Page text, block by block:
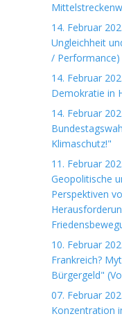
14. Februar
Ungleichheit
/ Performance)
14. Februar
Demokratie in
14. Februar
Klimaschutz!"
11. Februar
Geopolitische
Perspektiven
10. Februar
Frankreich?
Bürgergeld"
07. Februar
Konzentration